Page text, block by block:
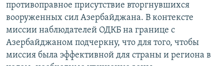
противоправное присутствие вторгнувшихся
вооруженных сил Азербайджана. В контексте
миссии наблюдателей ОДКБ на границе с
Азербайджаном подчеркну, что для того, чтобы
миссия была эффективной для страны и региона в